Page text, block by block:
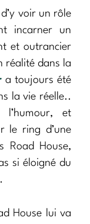
d’y voir un rôle
incarner un
et outrancier
réalité dans la
a toujours été
la vie réelle..
et
le ring d’une
Road House,
si éloigné du
House lui va